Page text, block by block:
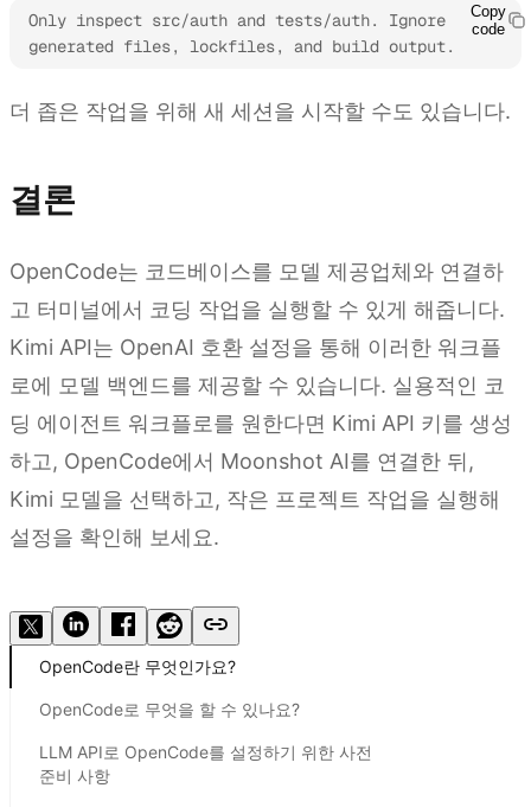
Only inspect src/auth and tests/auth. Ignore
generated files, lockfiles, and build output.
Copy
code
더 좁은 작업을 위해 새 세션을 시작할 수도 있습니다.
결론
OpenCode는 코드베이스를 모델 제공업체와 연결하
고 터미널에서 코딩 작업을 실행할 수 있게 해줍니다.
Kimi API는 OpenAI 호환 설정을 통해 이러한 워크플
로에 모델 백엔드를 제공할 수 있습니다. 실용적인 코
딩 에이전트 워크플로를 원한다면 Kimi API 키를 생성
하고, OpenCode에서 Moonshot AI를 연결한 뒤,
Kimi 모델을 선택하고, 작은 프로젝트 작업을 실행해
설정을 확인해 보세요.
OpenCode란 무엇인가요?
OpenCode로 무엇을 할 수 있나요?
LLM API로 OpenCode를 설정하기 위한 사전
준비 사항